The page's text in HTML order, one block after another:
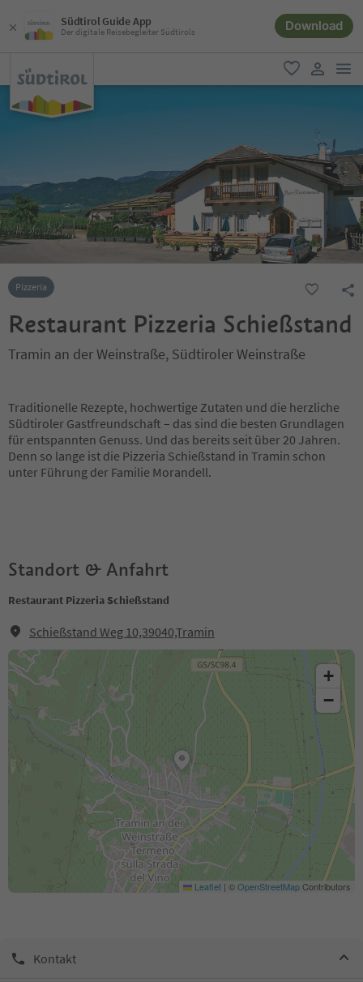
Südtirol Guide App
Der digitale Reisebegleiter Südtirols Download
favorit
user link
Pizzeria
Restaurant Pizzeria Schießstand
Tramin an der Weinstraße, Südtiroler Weinstraße
Traditionelle Rezepte, hochwertige Zutaten und die herzliche
Südtiroler Gastfreundschaft – das sind die besten Grundlagen
für entspannten Genuss. Und das bereits seit über 20 Jahren.
Denn so lange ist die Pizzeria Schießstand in Tramin schon
unter Führung der Familie Morandell.
Standort & Anfahrt
Restaurant Pizzeria Schießstand
Schießstand Weg 10,39040,Tramin
+
−
Leaflet | ©OpenStreetMapContributors
Kontakt